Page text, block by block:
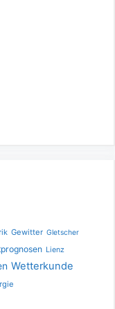
Gewitter Gletscher
Lienz
Wetterkunde